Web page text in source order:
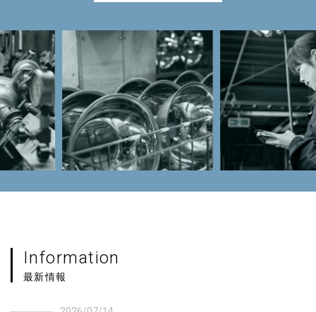
Information
最新情報